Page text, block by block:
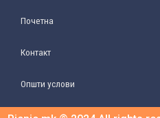
Почетна
Контакт
Општи услови